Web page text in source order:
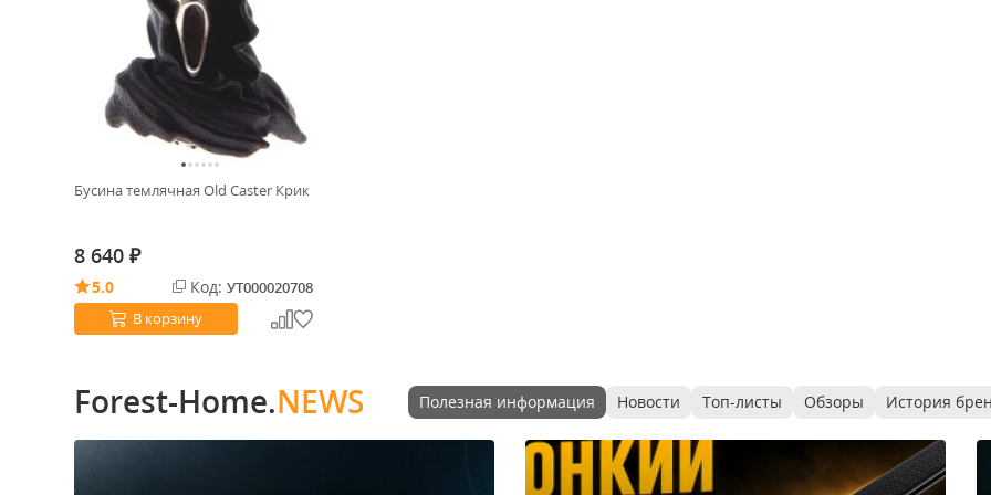
Бусина темлячная Old Caster Крик
8 640 ₽
5.0 Код: УТ000020708
В корзину
Forest-Home.NEWS Полезная информация Новости Топ-листы Обзоры История